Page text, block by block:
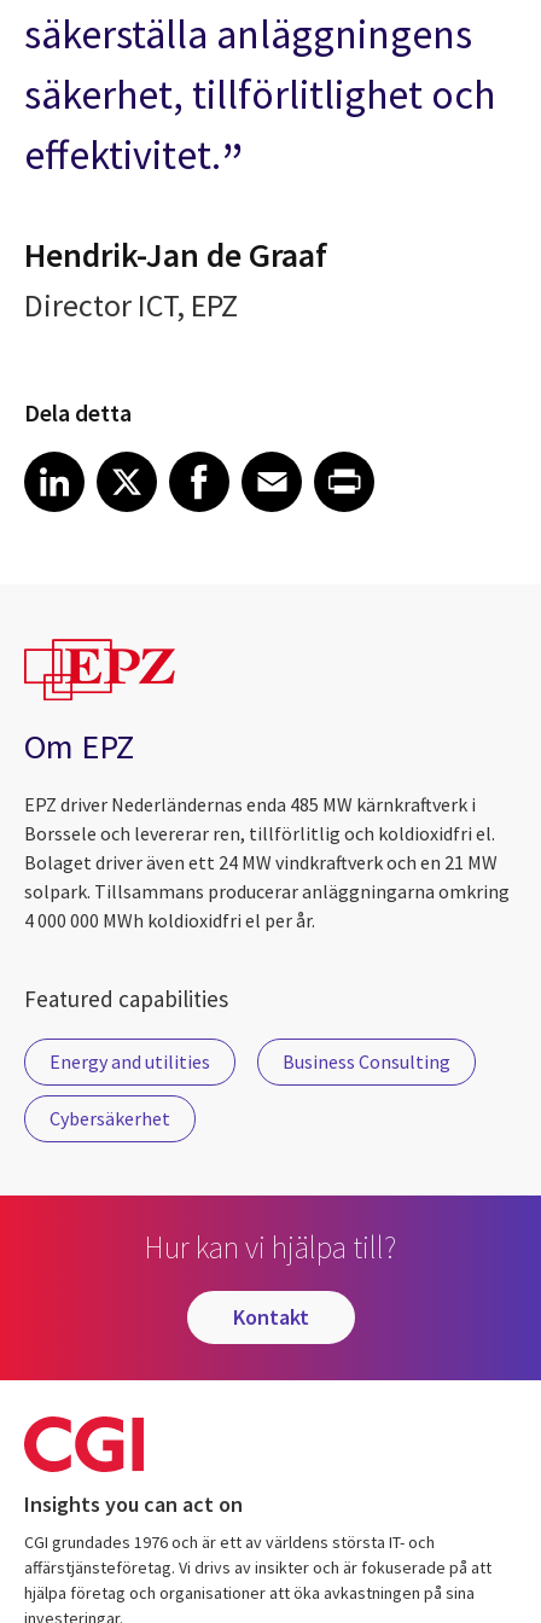
säkerställa anläggningens
säkerhet, tillförlitlighet och
effektivitet.
Hendrik-Jan de Graaf
Director ICT, EPZ
Dela detta
Share article on LinkedIn
LinkedIn
Share article on XShare article on Facebook
Facebook
Share article on Email
EmailShare article on Print
Om EPZ
EPZ driver Nederländernas enda 485 MW kärnkraftverk i
Borssele och levererar ren, tillförlitlig och koldioxidfri el.
Bolaget driver även ett 24 MW vindkraftverk och en 21 MW
solpark. Tillsammans producerar anläggningarna omkring
4 000 000 MWh koldioxidfri el per år.
Featured capabilities
Energy and utilities Business Consulting
Cybersäkerhet
Hur kan vi hjälpa till?
kontakt
Insights you can act on
CGI grundades 1976 och är ett av världens största IT- och
affärstjänsteföretag. Vi drivs av insikter och är fokuserade på att
hjälpa företag och organisationer att öka avkastningen på sina
investeringar.